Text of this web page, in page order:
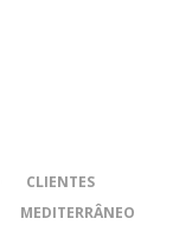
CLIENTES
MEDITERRÂNEO